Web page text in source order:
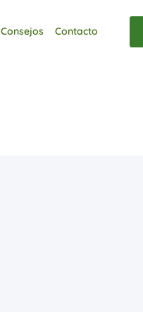
Consejos Contacto